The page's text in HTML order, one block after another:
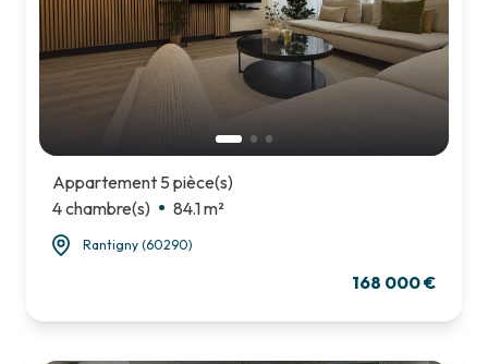
Appartement 5 pièce(s)
4 chambre(s)
84.1 m²
Rantigny (60290)
168 000 €